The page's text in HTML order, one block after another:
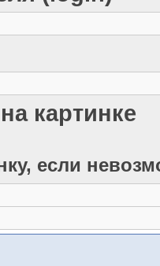
картинке
если